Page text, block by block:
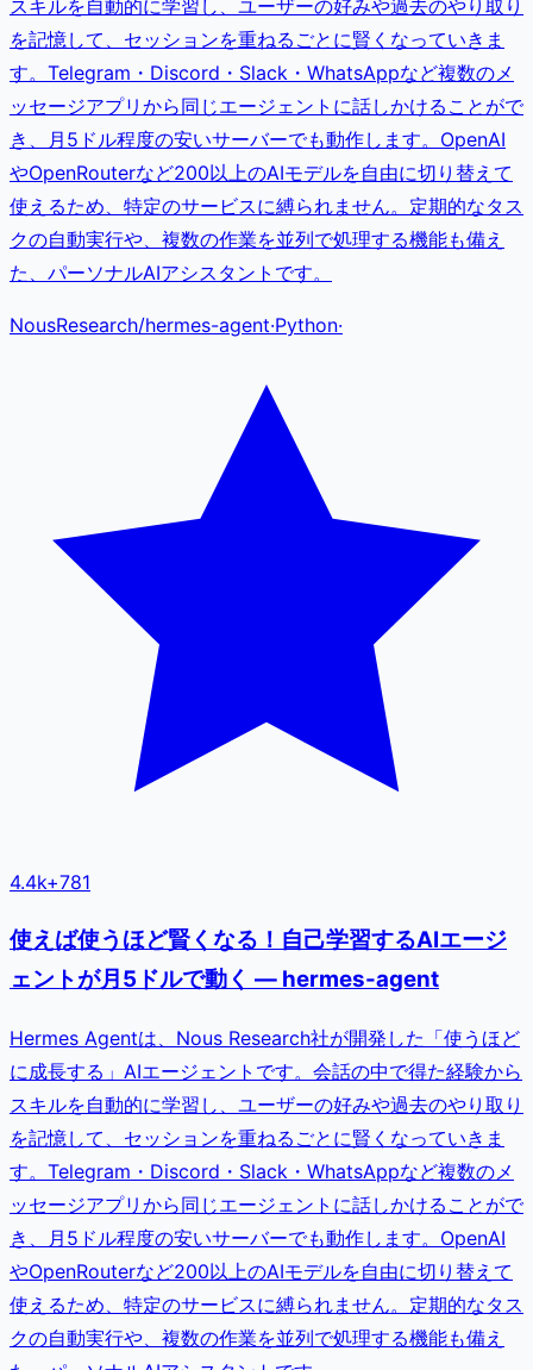
スキルを自動的に学習し、ユーザーの好みや過去のやり取り
を記憶して、セッションを重ねるごとに賢くなっていきま
す。Telegram・Discord・Slack・WhatsAppなど複数のメ
ッセージアプリから同じエージェントに話しかけることがで
き、月5ドル程度の安いサーバーでも動作します。OpenAI
やOpenRouterなど200以上のAIモデルを自由に切り替えて
使えるため、特定のサービスに縛られません。定期的なタス
クの自動実行や、複数の作業を並列で処理する機能も備え
た、パーソナルAIアシスタントです。
NousResearch/hermes-agent·Python·
4.4k+781
使えば使うほど賢くなる！自己学習するAIエージ
ェントが月5ドルで動く — hermes-agent
Hermes Agentは、Nous Research社が開発した「使うほど
に成長する」AIエージェントです。会話の中で得た経験から
スキルを自動的に学習し、ユーザーの好みや過去のやり取り
を記憶して、セッションを重ねるごとに賢くなっていきま
す。Telegram・Discord・Slack・WhatsAppなど複数のメ
ッセージアプリから同じエージェントに話しかけることがで
き、月5ドル程度の安いサーバーでも動作します。OpenAI
やOpenRouterなど200以上のAIモデルを自由に切り替えて
使えるため、特定のサービスに縛られません。定期的なタス
クの自動実行や、複数の作業を並列で処理する機能も備え